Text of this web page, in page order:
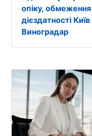
опіку, обмеження
дієздатності Київ
Виноградар